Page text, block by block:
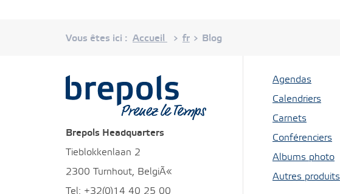
Vous êtes ici : Accueil > fr > Blog
Brepols Headquarters
Tieblokkenlaan 2
2300 Turnhout, BelgiÃ«
Tel: +32(0)14 40 25 00
Agendas
Calendriers
Carnets
Conférenciers
Albums photo
Autres produits